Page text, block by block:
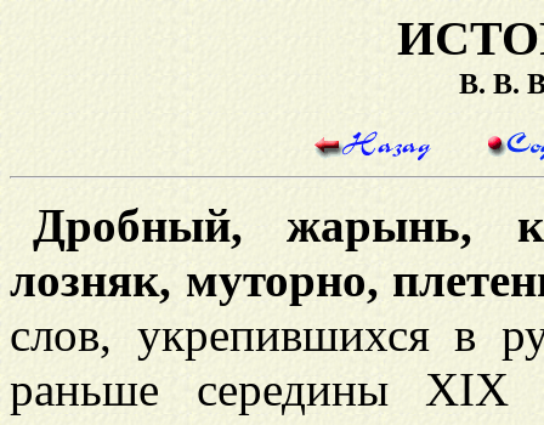
В. В.
Дробный, жарынь,
лозняк, муторно,
слов, укрепившихся в
раньше середины